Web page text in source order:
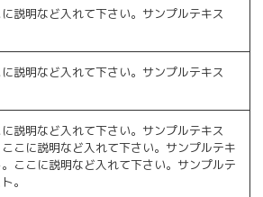
に説明など入れて下さい。サンプルテキス
に説明など入れて下さい。サンプルテキス
に説明など入れて下さい。サンプルテキス
ここに説明など入れて下さい。サンプルテキ
ここに説明など入れて下さい。サンプルテ
。